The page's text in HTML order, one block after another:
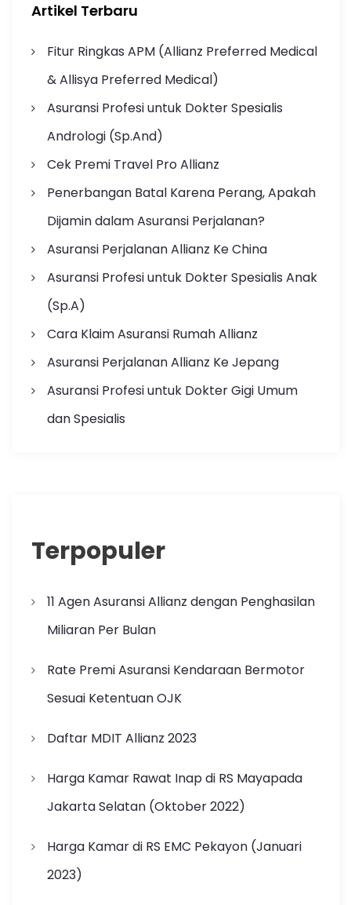
Artikel Terbaru
Fitur Ringkas APM (Allianz Preferred Medical
& Allisya Preferred Medical)
Asuransi Profesi untuk Dokter Spesialis
Andrologi (Sp.And)
Cek Premi Travel Pro Allianz
Penerbangan Batal Karena Perang, Apakah
Dijamin dalam Asuransi Perjalanan?
Asuransi Perjalanan Allianz Ke China
Asuransi Profesi untuk Dokter Spesialis Anak
(Sp.A)
Cara Klaim Asuransi Rumah Allianz
Asuransi Perjalanan Allianz Ke Jepang
Asuransi Profesi untuk Dokter Gigi Umum
dan Spesialis
Terpopuler
11 Agen Asuransi Allianz dengan Penghasilan
Miliaran Per Bulan
Rate Premi Asuransi Kendaraan Bermotor
Sesuai Ketentuan OJK
Daftar MDIT Allianz 2023
Harga Kamar Rawat Inap di RS Mayapada
Jakarta Selatan (Oktober 2022)
Harga Kamar di RS EMC Pekayon (Januari
2023)